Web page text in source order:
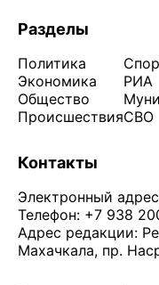
Разделы
Политика
Экономика
Общество
Происшествия
РИА
СВО
Контакты
Электронный
Телефон: +7 938
Адрес редакции:
Махачкала, пр.